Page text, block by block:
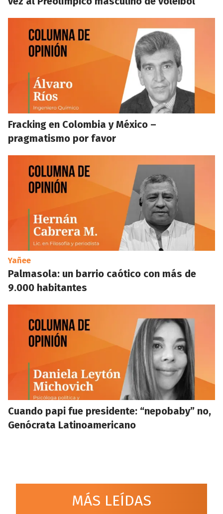
Fracking en Colombia y México –
pragmatismo por favor
Yañee
Palmasola: un barrio caótico con más de
9.000 habitantes
Cuando papi fue presidente: “nepobaby” no,
Genócrata Latinoamericano
MÁS LEÍDAS